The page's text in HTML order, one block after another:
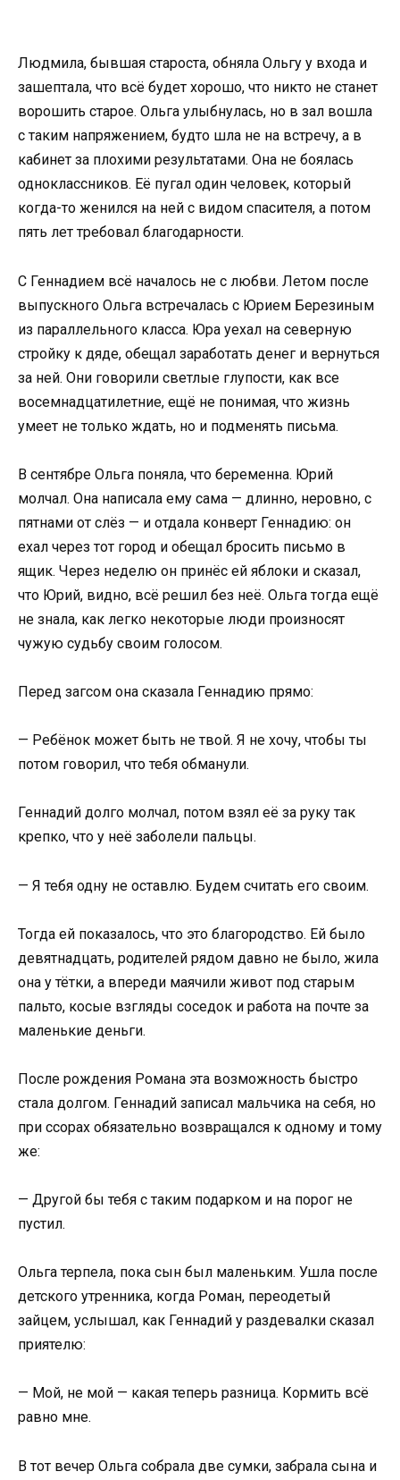
Людмила, бывшая староста, обняла Ольгу у входа и
зашептала, что всё будет хорошо, что никто не станет
ворошить старое. Ольга улыбнулась, но в зал вошла
с таким напряжением, будто шла не на встречу, а в
кабинет за плохими результатами. Она не боялась
одноклассников. Её пугал один человек, который
когда-то женился на ней с видом спасителя, а потом
пять лет требовал благодарности.
С Геннадием всё началось не с любви. Летом после
выпускного Ольга встречалась с Юрием Березиным
из параллельного класса. Юра уехал на северную
стройку к дяде, обещал заработать денег и вернуться
за ней. Они говорили светлые глупости, как все
восемнадцатилетние, ещё не понимая, что жизнь
умеет не только ждать, но и подменять письма.
В сентябре Ольга поняла, что беременна. Юрий
молчал. Она написала ему сама — длинно, неровно, с
пятнами от слёз — и отдала конверт Геннадию: он
ехал через тот город и обещал бросить письмо в
ящик. Через неделю он принёс ей яблоки и сказал,
что Юрий, видно, всё решил без неё. Ольга тогда ещё
не знала, как легко некоторые люди произносят
чужую судьбу своим голосом.
Перед загсом она сказала Геннадию прямо:
— Ребёнок может быть не твой. Я не хочу, чтобы ты
потом говорил, что тебя обманули.
Геннадий долго молчал, потом взял её за руку так
крепко, что у неё заболели пальцы.
— Я тебя одну не оставлю. Будем считать его своим.
Тогда ей показалось, что это благородство. Ей было
девятнадцать, родителей рядом давно не было, жила
она у тётки, а впереди маячили живот под старым
пальто, косые взгляды соседок и работа на почте за
маленькие деньги.
После рождения Романа эта возможность быстро
стала долгом. Геннадий записал мальчика на себя, но
при ссорах обязательно возвращался к одному и тому
же:
— Другой бы тебя с таким подарком и на порог не
пустил.
Ольга терпела, пока сын был маленьким. Ушла после
детского утренника, когда Роман, переодетый
зайцем, услышал, как Геннадий у раздевалки сказал
приятелю:
— Мой, не мой — какая теперь разница. Кормить всё
равно мне.
В тот вечер Ольга собрала две сумки, забрала сына и